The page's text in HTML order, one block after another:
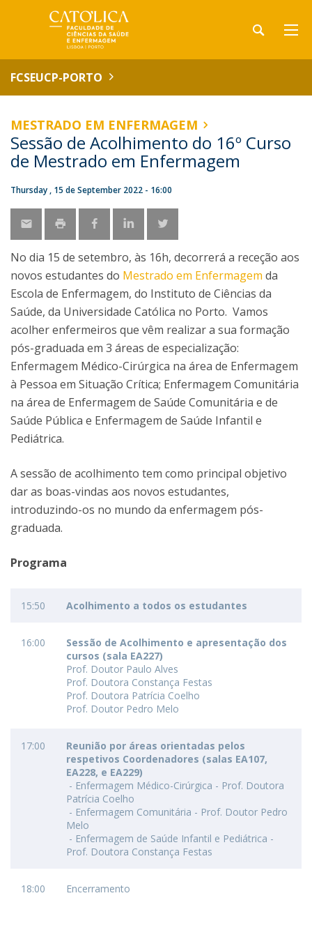
FCSEUCP-PORTO
MESTRADO EM ENFERMAGEM
Sessão de Acolhimento do 16º Curso
de Mestrado em Enfermagem
Thursday , 15 de September 2022 - 16:00
No dia 15 de setembro, às 16h, decorrerá a receção aos
novos estudantes do Mestrado em Enfermagem da
Escola de Enfermagem, do Instituto de Ciências da
Saúde, da Universidade Católica no Porto. Vamos
acolher enfermeiros que vêm realizar a sua formação
pós-graduada em 3 áreas de especialização:
Enfermagem Médico-Cirúrgica na área de Enfermagem
à Pessoa em Situação Crítica; Enfermagem Comunitária
na área de Enfermagem de Saúde Comunitária e de
Saúde Pública e Enfermagem de Saúde Infantil e
Pediátrica.
A sessão de acolhimento tem como principal objetivo
dar as boas-vindas aos novos estudantes,
introduzindo-os no mundo da enfermagem pós-
graduada.
Programa
15:50 Acolhimento a todos os estudantes
16:00
Sessão de Acolhimento e apresentação dos
cursos (sala EA227)
Prof. Doutor Paulo Alves
Prof. Doutora Constança Festas
Prof. Doutora Patrícia Coelho
Prof. Doutor Pedro Melo
17:00
Reunião por áreas orientadas pelos
respetivos Coordenadores (salas EA107,
EA228, e EA229)
- Enfermagem Médico-Cirúrgica - Prof. Doutora
Patrícia Coelho
- Enfermagem Comunitária - Prof. Doutor Pedro
Melo
- Enfermagem de Saúde Infantil e Pediátrica -
Prof. Doutora Constança Festas
18:00 Encerramento